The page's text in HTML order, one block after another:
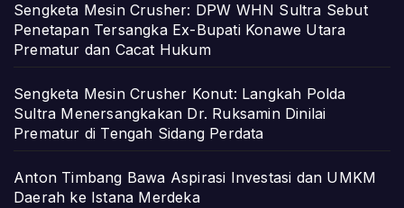
Sengketa Mesin Crusher: DPW WHN Sultra Sebut
Penetapan Tersangka Ex-Bupati Konawe Utara
Prematur dan Cacat Hukum
Sengketa Mesin Crusher Konut: Langkah Polda
Sultra Menersangkakan Dr. Ruksamin Dinilai
Prematur di Tengah Sidang Perdata
Anton Timbang Bawa Aspirasi Investasi dan UMKM
Daerah ke Istana Merdeka